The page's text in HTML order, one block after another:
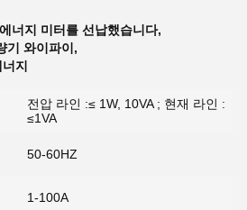
너지 미터를 선납했습니다,
기 와이파이 ,
지
전압 라인 :≤ 1W, 10VA ; 현재 라인 :
≤1VA
50-60HZ
1-100A